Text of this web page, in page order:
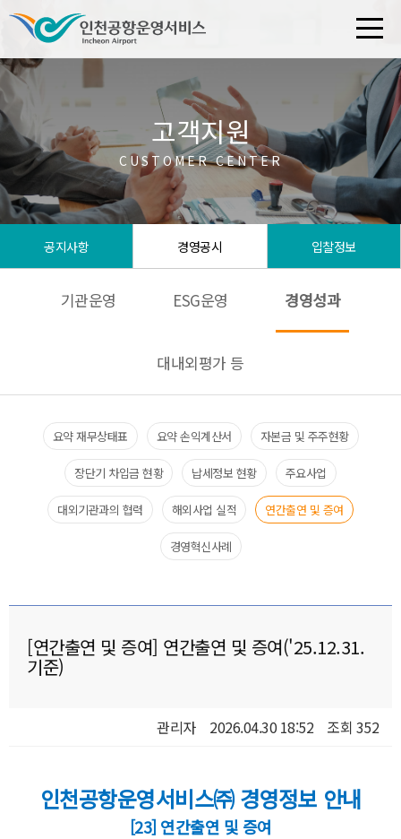
공지사항 경영공시 입찰정보
고객지원
CUSTOMER CENTER
기관운영 ESG운영 경영성과
대내외평가 등
요약 재무상태표​ 요약 손익계산서​ 자본금 및 주주현황
장단기 차입금 현황 납세정보 현황​ 주요사업​
대외기관과의 협력​ 해외사업 실적 연간출연 및 증여
경영혁신사례
[연간출연 및 증여] 연간출연 및 증여('25.12.31.
기준)
관리자 2026.04.30 18:52 조회 352
인천공항운영서비스㈜ 경영정보 안내
[23] 연간출연 및 증여